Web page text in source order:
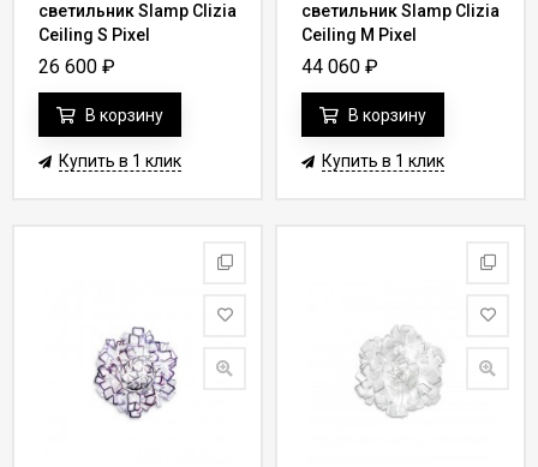
светильник Slamp Clizia
Ceiling S Pixel
CLI78PLF0001PX000
26 600 ₽
В корзину
Купить в 1 клик
светильник Slamp Clizia
Ceiling M Pixel
CLI78PLF0000PX000
44 060 ₽
В корзину
Купить в 1 клик